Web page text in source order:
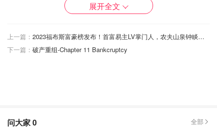
来决定你和毛孩之间的缘分。因为我只养过狗，这里侧重于
展开全文
上一篇：
2023福布斯富豪榜发布！首富易主LV掌门人，农夫山泉钟睒睒排名15！
下一篇： 破产重组-Chapter 11 Bankcruptcy
问大家0 全部